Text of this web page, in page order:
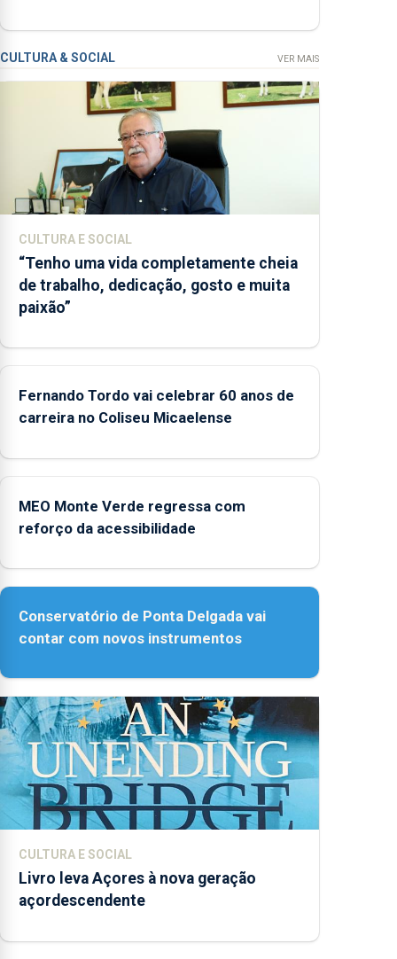
CPUE entre 2022
e 2025
CULTURA & SOCIAL VER MAIS
CULTURA E SOCIAL
“Tenho uma vida completamente cheia
de trabalho, dedicação, gosto e muita
paixão”
Fernando Tordo vai celebrar 60 anos de
carreira no Coliseu Micaelense
MEO Monte Verde regressa com
reforço da acessibilidade
Conservatório de Ponta Delgada vai
contar com novos instrumentos
CULTURA E SOCIAL
Livro leva Açores à nova geração
açordescendente